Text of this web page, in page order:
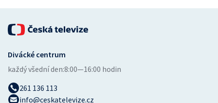
Divácké centrum
každý všední den:8:00—16:00 hodin
261 136 113
info@ceskatelevize.cz